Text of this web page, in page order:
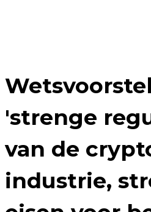
'strenge
van de
industrie,